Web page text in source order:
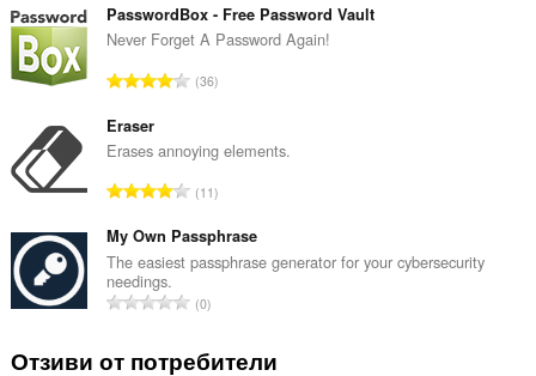
о
ц
е
н
и
:
щ
б
о
ц
е
н
к
и
:
PasswordBox - Free Password Vault
Never Forget A Password Again!
О
б
о
о
ц
е
н
и
36
Eraser
Erases annoying elements.
О
щ
б
о
о
11
My Own Passphrase
The easiest passphrase generator for your cybersecurity
needings.
О
щ
0
Отзиви от потребители